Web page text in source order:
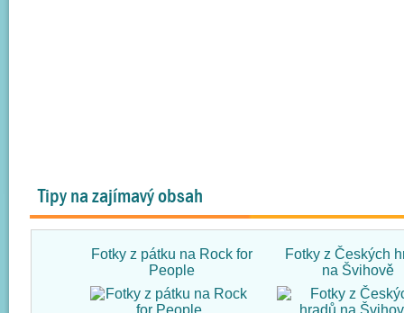
Tipy na zajímavý obsah
Fotky z pátku na Rock for
People
Fotky z Českých
na Švihově